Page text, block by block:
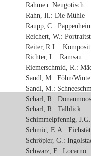
Rahmen: Neugotisch
Rahn, H.: Die Mühle
Raupp, C.: Pappenheim
Reichert, W.:
Reiter, R.L.:
Richter, L.: Ramsau
Riemerschmid, R.:
Sandl, M.: Föhn/
Sandl, M.:
Scharl, R.: Donaumoos
Scharl, R.: Talblick
Schimmelpfennig,
Schmid, E.A.:
Schröpler, G.:
Schwarz, F.: Locarno